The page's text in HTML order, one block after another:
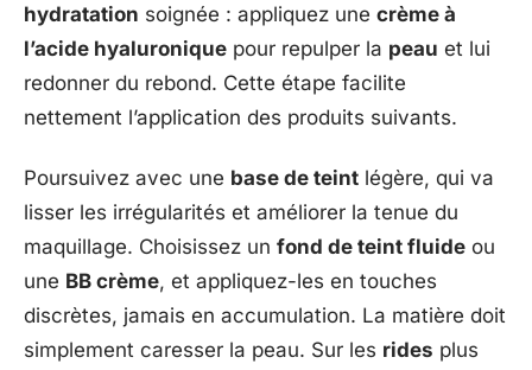
hydratation soignée : appliquez une crème à
l’acide hyaluronique pour repulper la peau et lui
redonner du rebond. Cette étape facilite
nettement l’application des produits suivants.
Poursuivez avec une base de teint légère, qui va
lisser les irrégularités et améliorer la tenue du
maquillage. Choisissez un fond de teint fluide ou
une BB crème, et appliquez-les en touches
discrètes, jamais en accumulation. La matière doit
simplement caresser la peau. Sur les rides plus